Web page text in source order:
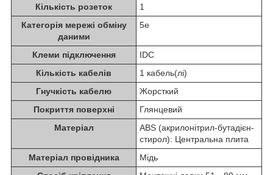
Кількість розеток
1
Категорія мережі обміну
даними
5e
Клеми підключення
IDC
Кількість кабелів
1 кабель(лі)
Гнучкість кабелю
Жорсткий
Покриття поверхні
Глянцевий
Матеріал
ABS (акрилонітрил-бутадієн-
стирол): Центральна плита
Матеріал провідника
Мідь